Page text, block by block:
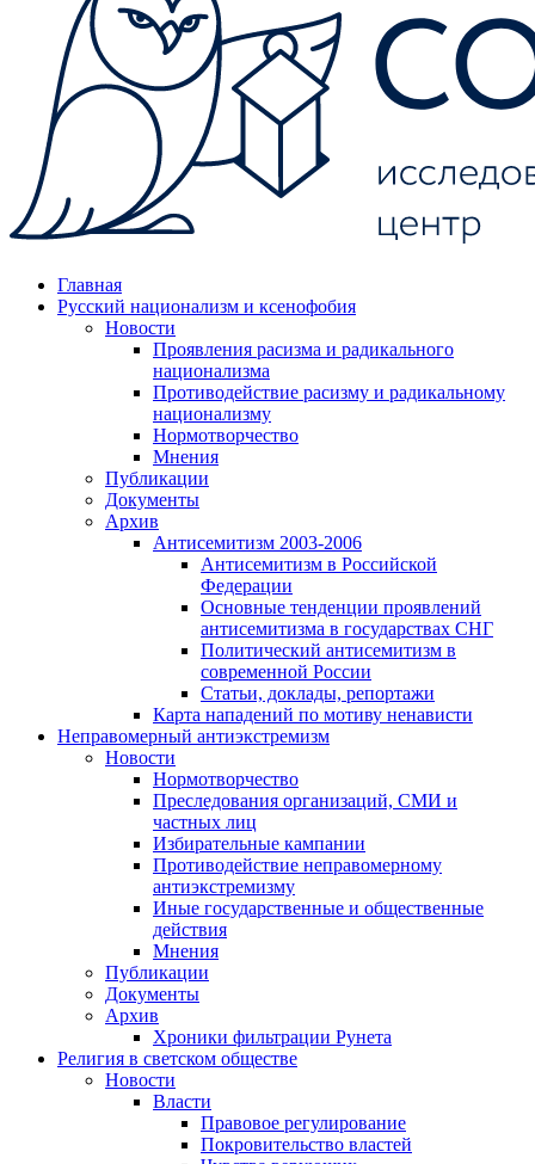
Главная
Русский национализм и ксенофобия
Новости
Проявления расизма и радикального
национализма
Противодействие расизму и радикальному
национализму
Нормотворчество
Мнения
Публикации
Документы
Архив
Антисемитизм 2003-2006
Антисемитизм в Российской
Федерации
Основные тенденции проявлений
антисемитизма в государствах СНГ
Политический антисемитизм в
современной России
Статьи, доклады, репортажи
Карта нападений по мотиву ненависти
Неправомерный антиэкстремизм
Новости
Нормотворчество
Преследования организаций, СМИ и
частных лиц
Избирательные кампании
Противодействие неправомерному
антиэкстремизму
Иные государственные и общественные
действия
Мнения
Публикации
Документы
Архив
Хроники фильтрации Рунета
Религия в светском обществе
Новости
Власти
Правовое регулирование
Покровительство властей